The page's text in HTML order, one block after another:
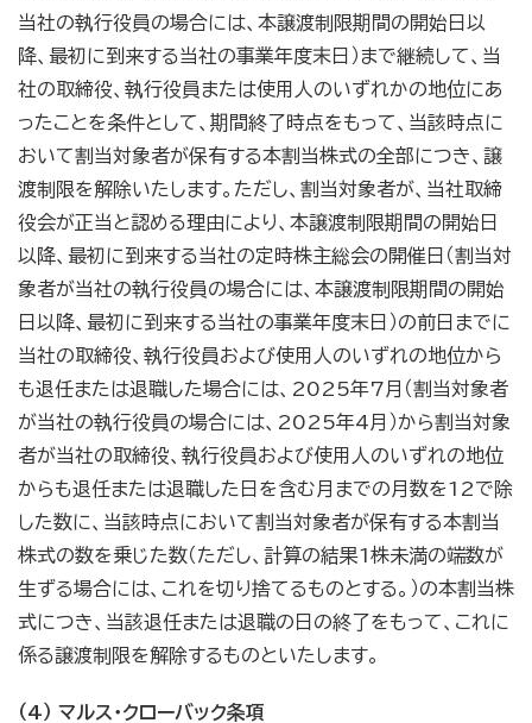
当社の執行役員の場合には、本譲渡制限期間の開始日以
降、最初に到来する当社の事業年度末日）まで継続して、当
社の取締役、執行役員または使用人のいずれかの地位にあ
ったことを条件として、期間終了時点をもって、当該時点に
おいて割当対象者が保有する本割当株式の全部につき、譲
渡制限を解除いたします。ただし、割当対象者が、当社取締
役会が正当と認める理由により、本譲渡制限期間の開始日
以降、最初に到来する当社の定時株主総会の開催日（割当対
象者が当社の執行役員の場合には、本譲渡制限期間の開始
日以降、最初に到来する当社の事業年度末日）の前日までに
当社の取締役、執行役員および使用人のいずれの地位から
も退任または退職した場合には、2025年7月（割当対象者
が当社の執行役員の場合には、2025年4月）から割当対象
者が当社の取締役、執行役員および使用人のいずれの地位
からも退任または退職した日を含む月までの月数を12で除
した数に、当該時点において割当対象者が保有する本割当
株式の数を乗じた数（ただし、計算の結果1株未満の端数が
生ずる場合には、これを切り捨てるものとする。）の本割当株
式につき、当該退任または退職の日の終了をもって、これに
係る譲渡制限を解除するものといたします。
（4） マルス・クローバック条項